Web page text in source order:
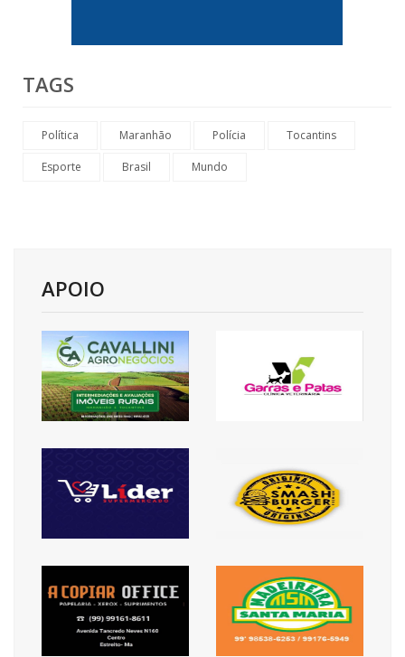
TAGS
Política Maranhão Polícia Tocantins
Esporte Brasil Mundo
APOIO